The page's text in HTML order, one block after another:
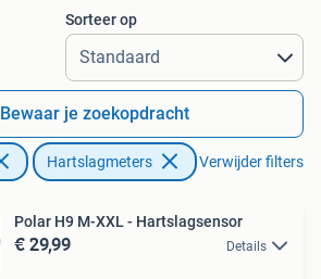
Alle afstanden…
Sorteer op
Bewaar je zoekopdracht
Hartslagmeters Verwijder filters
Polar H9 M-XXL - Hartslagsensor
€ 29,99 Details